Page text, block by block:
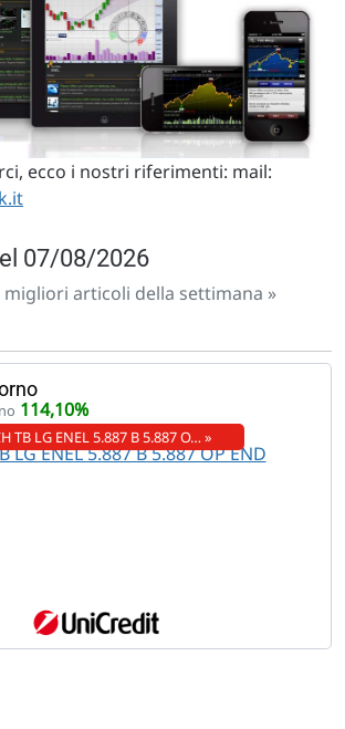
ecco i nostri riferimenti: mail:
07/08/2026
migliori articoli della settimana »
114,10%
TB LG ENEL 5.887 B 5.887 O… »